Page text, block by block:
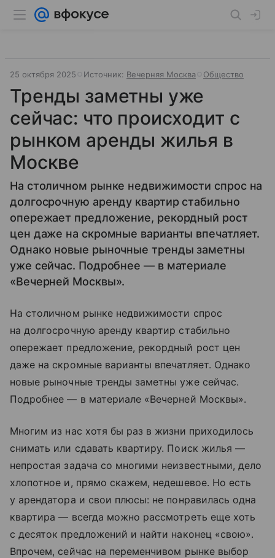
25 октября 2025 Источник: Вечерняя Москва Общество
Тренды заметны уже
сейчас: что происходит с
рынком аренды жилья в
Москве
На столичном рынке недвижимости спрос на
долгосрочную аренду квартир стабильно
опережает предложение, рекордный рост
цен даже на скромные варианты впечатляет.
Однако новые рыночные тренды заметны
уже сейчас. Подробнее — в материале
«Вечерней Москвы».
На столичном рынке недвижимости спрос
на долгосрочную аренду квартир стабильно
опережает предложение, рекордный рост цен
даже на скромные варианты впечатляет. Однако
новые рыночные тренды заметны уже сейчас.
Подробнее — в материале «Вечерней Москвы».
Многим из нас хотя бы раз в жизни приходилось
снимать или сдавать квартиру. Поиск жилья —
непростая задача со многими неизвестными, дело
хлопотное и, прямо скажем, недешевое. Но есть
у арендатора и свои плюсы: не понравилась одна
квартира — всегда можно рассмотреть еще хоть
с десяток предложений и найти наконец «свою».
Впрочем, сейчас на переменчивом рынке выбор